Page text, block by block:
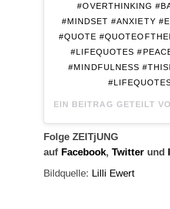
#OVERTHINKING
#MINDSET #ANXIETY
#QUOTE
#LIFEQUOTES
#MINDFULNESS
EIN BEITRAG GETEILT
Folge ZEITjUNG
auf Facebook, Twitter und
Bildquelle: Lilli Ewert